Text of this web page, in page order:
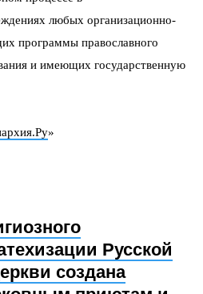
любых организационно-
программы православного
и имеющих государственную
»
Русской
создана